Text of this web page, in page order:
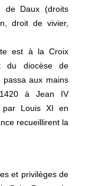
de Daux (droits
droit de vivier,
est à la Croix
du diocèse de
aux mains
à Jean IV
par Louis XI en
recueillirent la
et privilèges de